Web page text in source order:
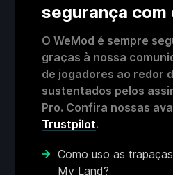
segurança com
O WeMod é sempre
graças à nossa
de jogadores ao redor
sustentados pelos
Pro. Confira nossas
Trustpilot.
Como uso as
My Land?